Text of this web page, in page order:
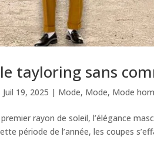
le tayloring sans
Juil 19, 2025 | Mode, Mode, Mode
premier rayon de soleil, l’élégance
période de l’année, les coupes